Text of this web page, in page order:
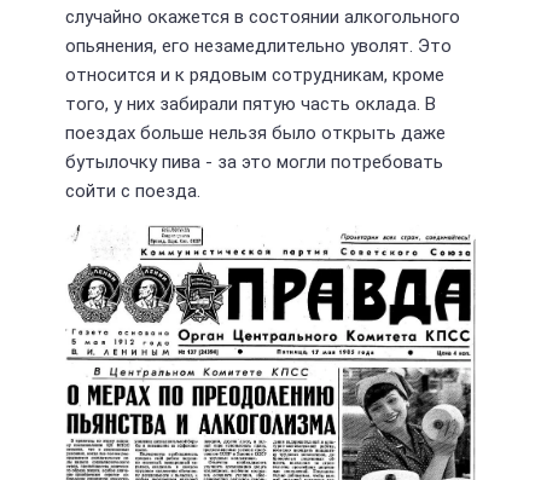
случайно окажется в состоянии алкогольного
опьянения, его незамедлительно уволят. Это
относится и к рядовым сотрудникам, кроме
того, у них забирали пятую часть оклада. В
поездах больше нельзя было открыть даже
бутылочку пива - за это могли потребовать
сойти с поезда.